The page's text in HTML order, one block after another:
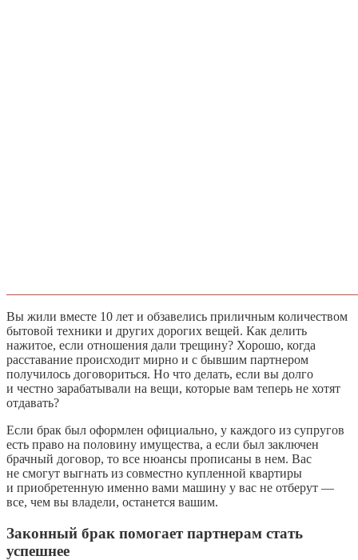
Вы жили вместе 10 лет и обзавелись приличным количеством
бытовой техники и других дорогих вещей. Как делить
нажитое, если отношения дали трещину? Хорошо, когда
расставание происходит мирно и с бывшим партнером
получилось договориться. Но что делать, если вы долго
и честно зарабатывали на вещи, которые вам теперь не хотят
отдавать?
Если брак был оформлен официально, у каждого из супругов
есть право на половину имущества, а если был заключен
брачный договор, то все нюансы прописаны в нем. Вас
не смогут выгнать из совместно купленной квартиры
и приобретенную именно вами машину у вас не отберут —
все, чем вы владели, останется вашим.
Законный брак помогает партнерам стать
успешнее